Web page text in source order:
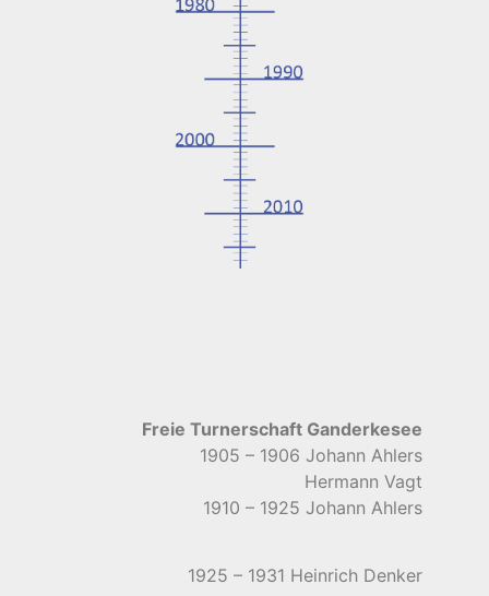
Freie Turnerschaft Ganderkesee
1905 – 1906 Johann Ahlers
Hermann Vagt
1910 – 1925 Johann Ahlers
1925 – 1931 Heinrich Denker